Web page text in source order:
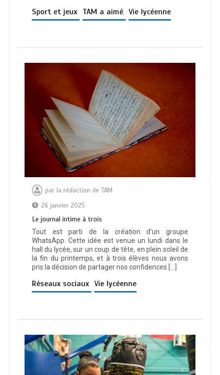
Sport et jeux TAM a aimé Vie lycéenne
par la rédaction de TAM
26 janvier 2025
Le journal intime à trois
Tout est parti de la création d’un groupe
WhatsApp. Cette idée est venue un lundi dans le
hall du lycée, sur un coup de tête, en plein soleil de
la fin du printemps, et à trois élèves nous avons
pris la décision de partager nos confidences […]
Réseaux sociaux Vie lycéenne